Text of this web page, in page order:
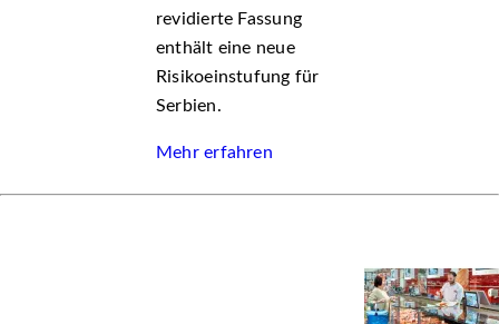
revidierte Fassung
enthält eine neue
Risikoeinstufung für
Serbien.
Mehr erfahren